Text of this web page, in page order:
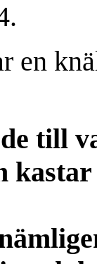
en
till